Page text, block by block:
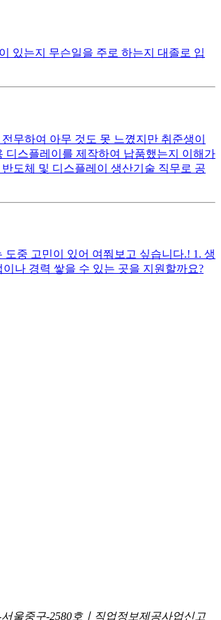
있는지 무슨일을 주로 하는지 대졸로 입
무하여 아무 것도 못 느꼈지만 취준생이
스플레이를 제작하여 납품했는지 이해가
도체 및 디스플레이 생산기술 직무로 공
중 고민이 있어 여쭤보고 싶습니다.! 1. 생
나 경력 쌓을 수 있는 곳을 지원할까요?
울중구-2580호ㅣ직업정보제공사업신고